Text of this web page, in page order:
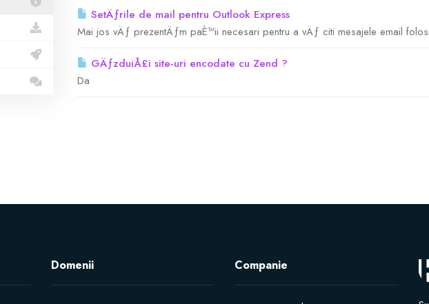
SetÄƒrile de mail pentru Outlook Express
Mai jos vÄƒ prezentÄƒm paÈ™ii necesari pentru a vÄƒ citi mesajele email
GÄƒzduiÅ£i site-uri encodate cu Zend ?
Da
Domenii Companie